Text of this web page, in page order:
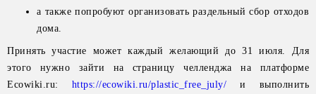
а также попробуют организовать раздельный сбор отходов
дома.
Принять участие может каждый желающий до 31 июля. Для
этого нужно зайти на страницу челленджа на платформе
Ecowiki.ru: https://ecowiki.ru/plastic_free_july/ и выполнить